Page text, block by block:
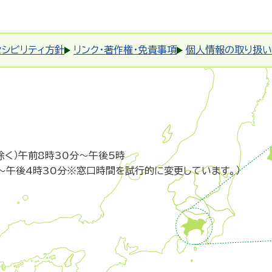
ビリティ方針 リンク・著作権・免責事項 個人情報の取り扱い
く）午前8時30分～午後5時
午後4時30分※窓口時間を試行的に変更しています。）